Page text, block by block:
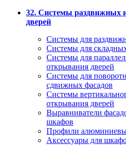
32. Системы раздвижных
дверей
Системы для
Системы для
Системы для
открывания дверей
Системы для
сдвижных фасадов
Системы
открывания дверей
Выравниватели
шкафов
Профили
Аксессуары для